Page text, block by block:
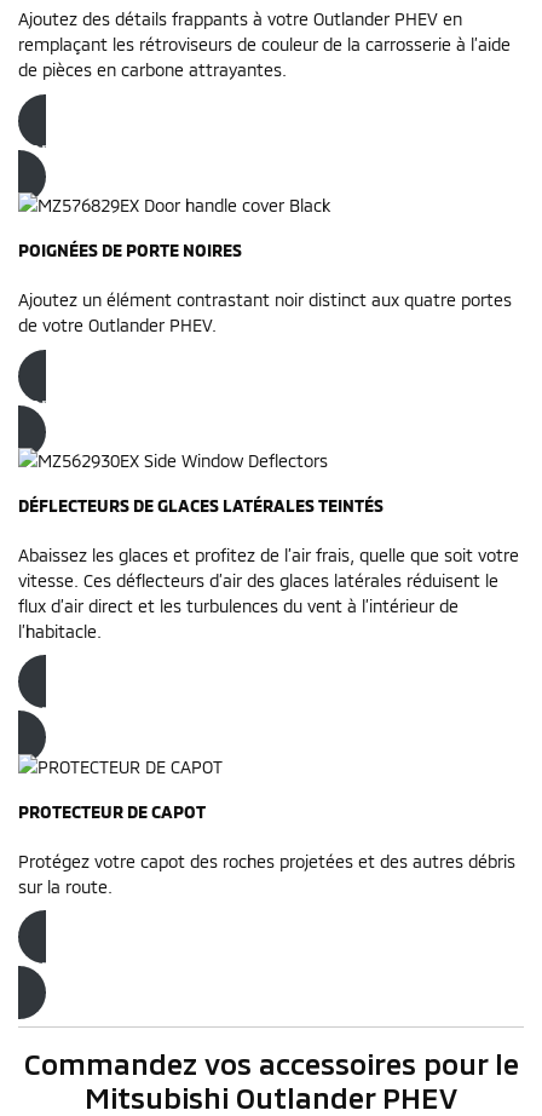
Ajoutez des détails frappants à votre Outlander PHEV en
remplaçant les rétroviseurs de couleur de la carrosserie à l’aide
de pièces en carbone attrayantes.
Commandez dès maintenant
POIGNÉES DE PORTE NOIRES
Ajoutez un élément contrastant noir distinct aux quatre portes
de votre Outlander PHEV.
Commandez dès maintenant
DÉFLECTEURS DE GLACES LATÉRALES TEINTÉS
Abaissez les glaces et profitez de l’air frais, quelle que soit votre
vitesse. Ces déflecteurs d’air des glaces latérales réduisent le
flux d’air direct et les turbulences du vent à l’intérieur de
l’habitacle.
Commandez dès maintenant
PROTECTEUR DE CAPOT
Protégez votre capot des roches projetées et des autres débris
sur la route.
Commandez dès maintenant
Commandez vos accessoires pour le
Mitsubishi Outlander PHEV